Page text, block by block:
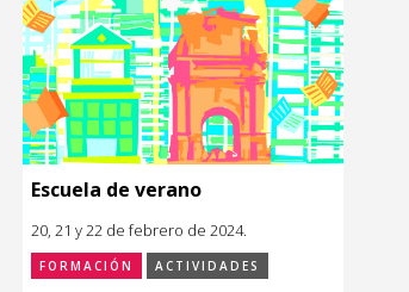
Escuela de verano
20, 21 y 22 de febrero de 2024.
FORMACIÓN ACTIVIDADES